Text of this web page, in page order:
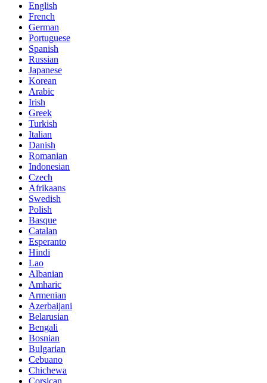
English
French
German
Portuguese
Spanish
Russian
Japanese
Korean
Arabic
Irish
Greek
Turkish
Italian
Danish
Romanian
Indonesian
Czech
Afrikaans
Swedish
Polish
Basque
Catalan
Esperanto
Hindi
Lao
Albanian
Amharic
Armenian
Azerbaijani
Belarusian
Bengali
Bosnian
Bulgarian
Cebuano
Chichewa